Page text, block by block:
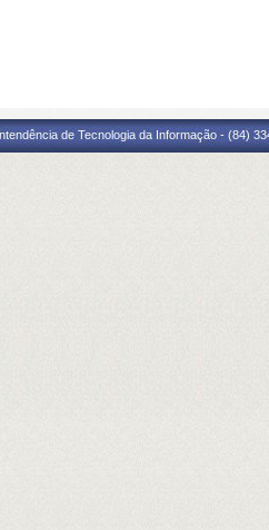
de Tecnologia da Informação - (84)